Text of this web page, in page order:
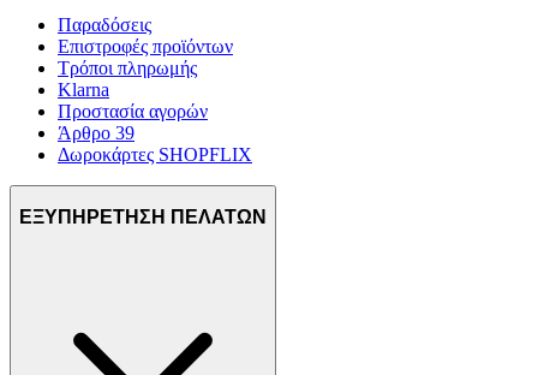
Παραδόσεις
Επιστροφές προϊόντων
Τρόποι πληρωμής
Klarna
Προστασία αγορών
Άρθρο 39
Δωροκάρτες SHOPFLIX
ΕΞΥΠΗΡΕΤΗΣΗ ΠΕΛΑΤΩΝ